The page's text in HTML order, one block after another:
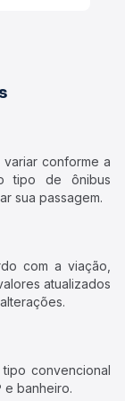
conforme a
tipo de ônibus
sua passagem.
com a viação,
atualizados
convencional
e banheiro.